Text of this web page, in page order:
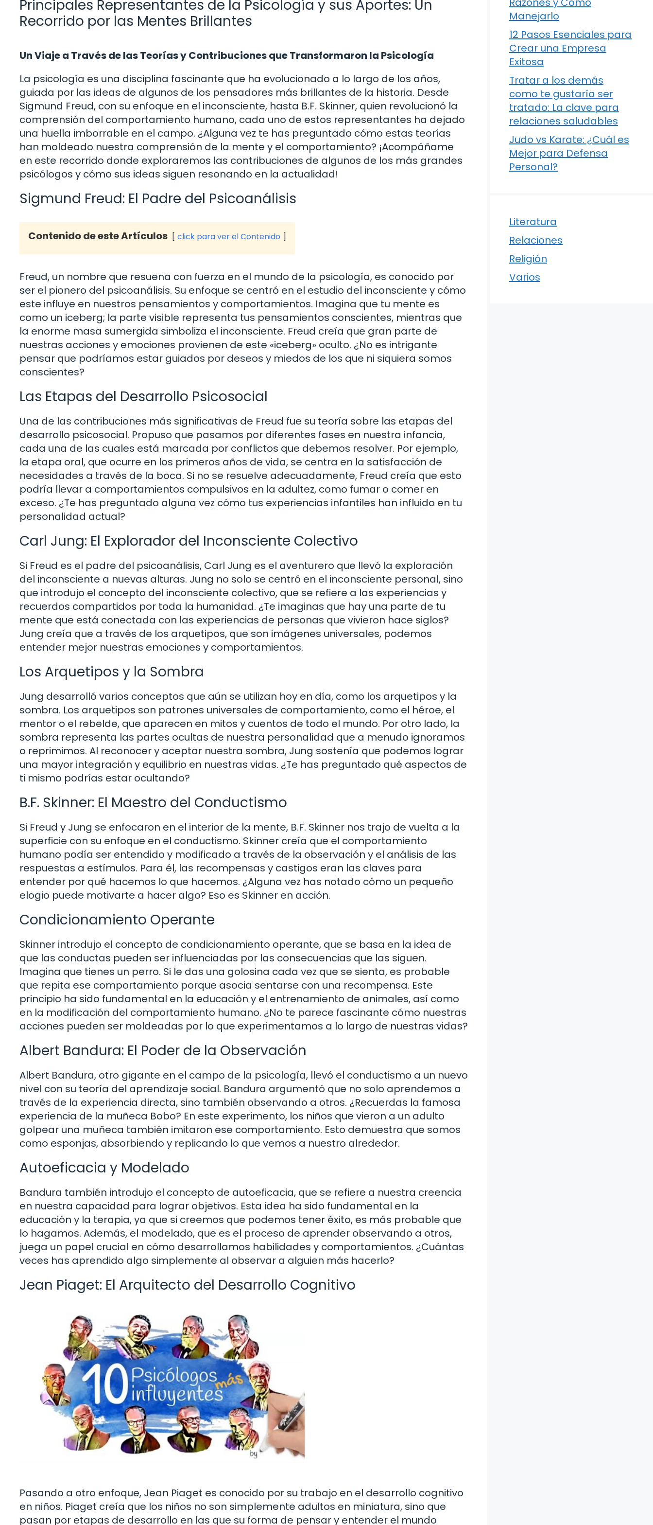
Principales Representantes de la Psicología y sus Aportes: Un
Recorrido por las Mentes Brillantes
Un Viaje a Través de las Teorías y Contribuciones que Transformaron la Psicología
La psicología es una disciplina fascinante que ha evolucionado a lo largo de los años,
guiada por las ideas de algunos de los pensadores más brillantes de la historia. Desde
Sigmund Freud, con su enfoque en el inconsciente, hasta B.F. Skinner, quien revolucionó la
comprensión del comportamiento humano, cada uno de estos representantes ha dejado
una huella imborrable en el campo. ¿Alguna vez te has preguntado cómo estas teorías
han moldeado nuestra comprensión de la mente y el comportamiento? ¡Acompáñame
en este recorrido donde exploraremos las contribuciones de algunos de los más grandes
psicólogos y cómo sus ideas siguen resonando en la actualidad!
Sigmund Freud: El Padre del Psicoanálisis
Contenido de este Artículos click para ver el Contenido
Freud, un nombre que resuena con fuerza en el mundo de la psicología, es conocido por
ser el pionero del psicoanálisis. Su enfoque se centró en el estudio del inconsciente y cómo
este influye en nuestros pensamientos y comportamientos. Imagina que tu mente es
como un iceberg; la parte visible representa tus pensamientos conscientes, mientras que
la enorme masa sumergida simboliza el inconsciente. Freud creía que gran parte de
nuestras acciones y emociones provienen de este «iceberg» oculto. ¿No es intrigante
pensar que podríamos estar guiados por deseos y miedos de los que ni siquiera somos
conscientes?
Las Etapas del Desarrollo Psicosocial
Una de las contribuciones más significativas de Freud fue su teoría sobre las etapas del
desarrollo psicosocial. Propuso que pasamos por diferentes fases en nuestra infancia,
cada una de las cuales está marcada por conflictos que debemos resolver. Por ejemplo,
la etapa oral, que ocurre en los primeros años de vida, se centra en la satisfacción de
necesidades a través de la boca. Si no se resuelve adecuadamente, Freud creía que esto
podría llevar a comportamientos compulsivos en la adultez, como fumar o comer en
exceso. ¿Te has preguntado alguna vez cómo tus experiencias infantiles han influido en tu
personalidad actual?
Carl Jung: El Explorador del Inconsciente Colectivo
Si Freud es el padre del psicoanálisis, Carl Jung es el aventurero que llevó la exploración
del inconsciente a nuevas alturas. Jung no solo se centró en el inconsciente personal, sino
que introdujo el concepto del inconsciente colectivo, que se refiere a las experiencias y
recuerdos compartidos por toda la humanidad. ¿Te imaginas que hay una parte de tu
mente que está conectada con las experiencias de personas que vivieron hace siglos?
Jung creía que a través de los arquetipos, que son imágenes universales, podemos
entender mejor nuestras emociones y comportamientos.
Los Arquetipos y la Sombra
Jung desarrolló varios conceptos que aún se utilizan hoy en día, como los arquetipos y la
sombra. Los arquetipos son patrones universales de comportamiento, como el héroe, el
mentor o el rebelde, que aparecen en mitos y cuentos de todo el mundo. Por otro lado, la
sombra representa las partes ocultas de nuestra personalidad que a menudo ignoramos
o reprimimos. Al reconocer y aceptar nuestra sombra, Jung sostenía que podemos lograr
una mayor integración y equilibrio en nuestras vidas. ¿Te has preguntado qué aspectos de
ti mismo podrías estar ocultando?
B.F. Skinner: El Maestro del Conductismo
Si Freud y Jung se enfocaron en el interior de la mente, B.F. Skinner nos trajo de vuelta a la
superficie con su enfoque en el conductismo. Skinner creía que el comportamiento
humano podía ser entendido y modificado a través de la observación y el análisis de las
respuestas a estímulos. Para él, las recompensas y castigos eran las claves para
entender por qué hacemos lo que hacemos. ¿Alguna vez has notado cómo un pequeño
elogio puede motivarte a hacer algo? Eso es Skinner en acción.
Condicionamiento Operante
Skinner introdujo el concepto de condicionamiento operante, que se basa en la idea de
que las conductas pueden ser influenciadas por las consecuencias que las siguen.
Imagina que tienes un perro. Si le das una golosina cada vez que se sienta, es probable
que repita ese comportamiento porque asocia sentarse con una recompensa. Este
principio ha sido fundamental en la educación y el entrenamiento de animales, así como
en la modificación del comportamiento humano. ¿No te parece fascinante cómo nuestras
acciones pueden ser moldeadas por lo que experimentamos a lo largo de nuestras vidas?
Albert Bandura: El Poder de la Observación
Albert Bandura, otro gigante en el campo de la psicología, llevó el conductismo a un nuevo
nivel con su teoría del aprendizaje social. Bandura argumentó que no solo aprendemos a
través de la experiencia directa, sino también observando a otros. ¿Recuerdas la famosa
experiencia de la muñeca Bobo? En este experimento, los niños que vieron a un adulto
golpear una muñeca también imitaron ese comportamiento. Esto demuestra que somos
como esponjas, absorbiendo y replicando lo que vemos a nuestro alrededor.
Autoeficacia y Modelado
Bandura también introdujo el concepto de autoeficacia, que se refiere a nuestra creencia
en nuestra capacidad para lograr objetivos. Esta idea ha sido fundamental en la
educación y la terapia, ya que si creemos que podemos tener éxito, es más probable que
lo hagamos. Además, el modelado, que es el proceso de aprender observando a otros,
juega un papel crucial en cómo desarrollamos habilidades y comportamientos. ¿Cuántas
veces has aprendido algo simplemente al observar a alguien más hacerlo?
Jean Piaget: El Arquitecto del Desarrollo Cognitivo
Pasando a otro enfoque, Jean Piaget es conocido por su trabajo en el desarrollo cognitivo
en niños. Piaget creía que los niños no son simplemente adultos en miniatura, sino que
pasan por etapas de desarrollo en las que su forma de pensar y entender el mundo
Manejarlo
12 Pasos Esenciales para
Crear una Empresa
Exitosa
Tratar a los demás
como te gustaría ser
tratado: La clave para
relaciones saludables
Judo vs Karate: ¿Cuál es
Mejor para Defensa
Personal?
Literatura
Relaciones
Religión
Varios